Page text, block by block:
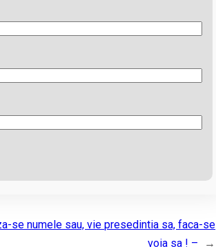
se numele sau, vie presedintia sa, faca-se
voia sa ! –
→